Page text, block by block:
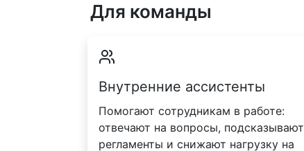
Для команды
Внутренние ассистенты
Помогают сотрудникам в работе:
отвечают на вопросы, подсказывают
регламенты и снижают нагрузку на